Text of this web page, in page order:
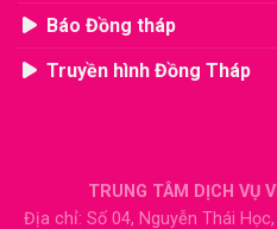
Báo Đồng tháp
Truyền hình Đồng Tháp
TRUNG TÂM DỊCH VỤ
Địa chỉ: Số 04, Nguyễn Thái